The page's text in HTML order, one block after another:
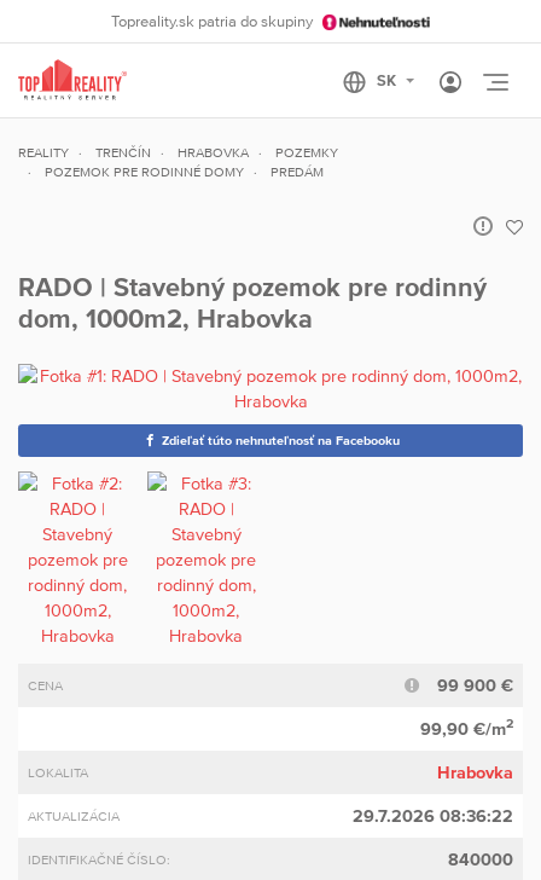
Topreality.sk patria do skupiny
REALITY TRENČÍN HRABOVKA
POZEMKY
POZEMOK PRE RODINNÉ DOMY
PREDÁM
RADO | Stavebný pozemok pre rodinný
dom, 1000m2, Hrabovka
Zdieľať túto nehnuteľnosť na Facebooku
CENA 99 900 €
99,90 €/m2
LOKALITA Hrabovka
AKTUALIZÁCIA 29.7.2026 08:36:22
IDENTIFIKAČNÉ ČÍSLO: 840000